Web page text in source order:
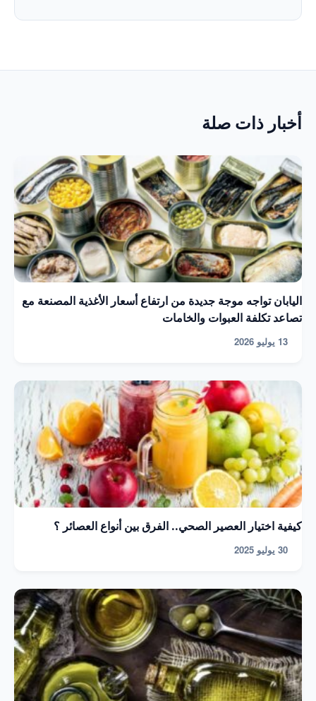
أخبار ذات صلة
اليابان تواجه موجة جديدة من ارتفاع أسعار الأغذية المصنعة مع
تصاعد تكلفة العبوات والخامات
13 يوليو 2026
كيفية اختيار العصير الصحي.. الفرق بين أنواع العصائر ؟
30 يوليو 2025